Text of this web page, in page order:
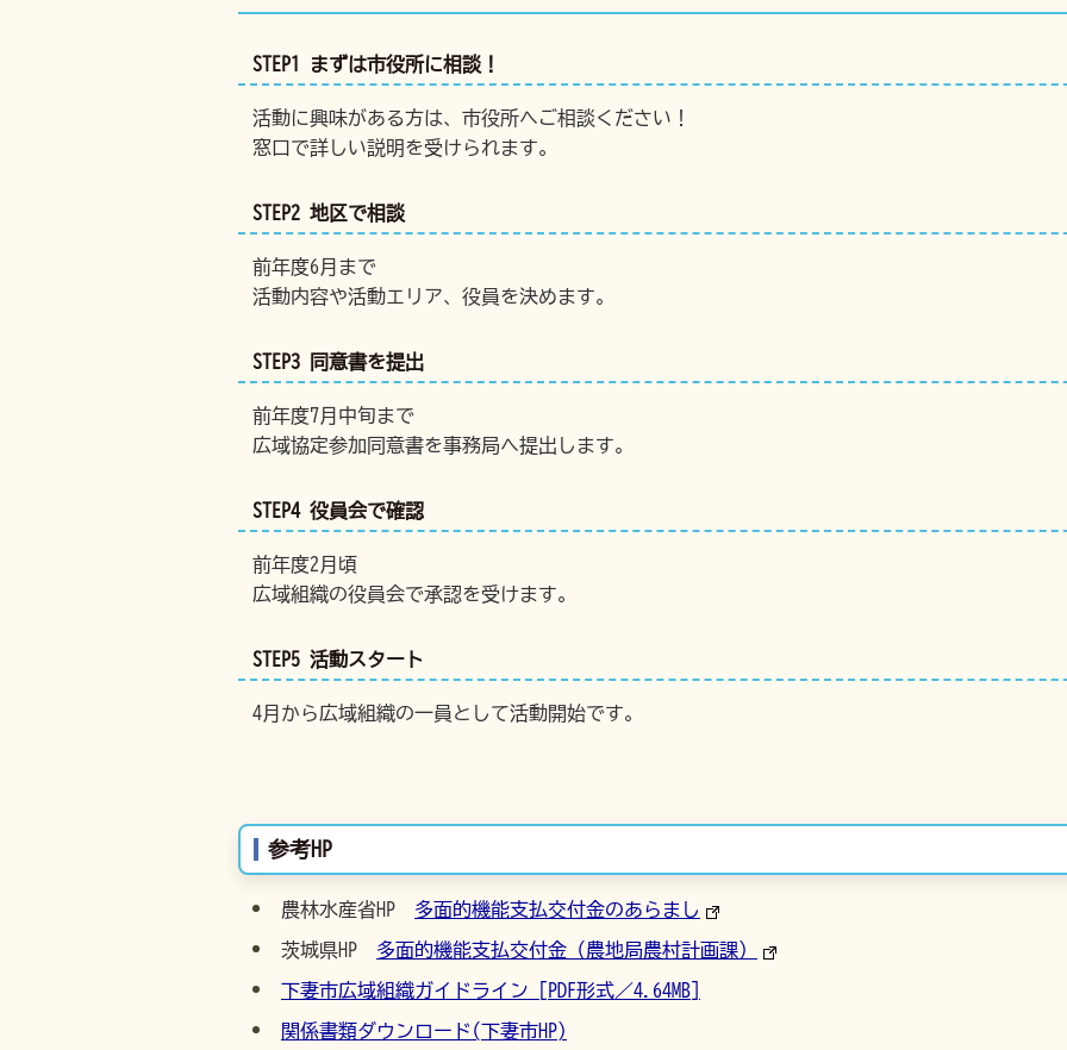
STEP1 まずは市役所に相談！
活動に興味がある方は、市役所へご相談ください！
窓口で詳しい説明を受けられます。
STEP2 地区で相談
前年度6月まで
活動内容や活動エリア、役員を決めます。
STEP3 同意書を提出
前年度7月中旬まで
広域協定参加同意書を事務局へ提出します。
STEP4 役員会で確認
前年度2月頃
広域組織の役員会で承認を受けます。
STEP5 活動スタート
4月から広域組織の一員として活動開始です。
参考HP
農林水産省HP 多面的機能支払交付金のあらまし
茨城県HP 多面的機能支払交付金（農地局農村計画課）
下妻市広域組織ガイドライン [PDF形式／4.64MB]
関係書類ダウンロード(下妻市HP)